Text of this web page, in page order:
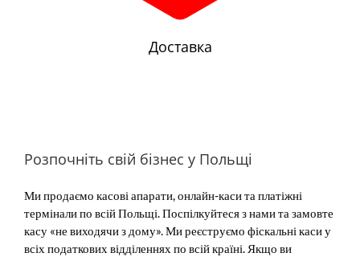
Доставка
Розпочніть свій бізнес у Польщі
Ми продаємо касові апарати, онлайн-каси та платіжні
термінали по всій Польщі. Поспілкуйтеся з нами та замовте
касу «не виходячи з дому». Ми реєструємо фіскальні каси у
всіх податкових відділеннях по всій країні. Якщо ви